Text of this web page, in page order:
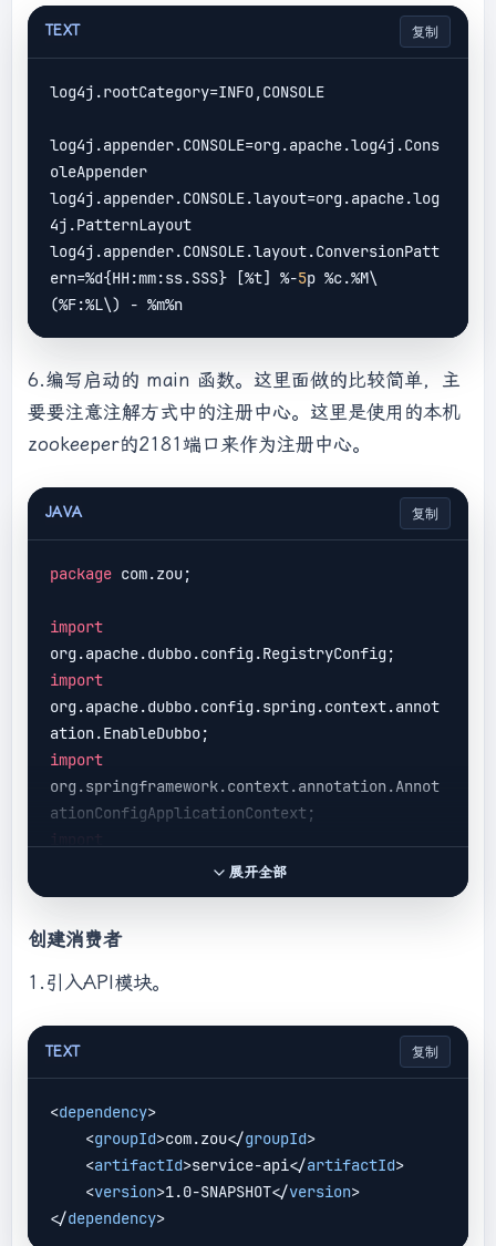
TEXT 复制
log4j.rootCategory=INFO,CONSOLE
log4j.appender.CONSOLE=org.apache.log4j.Cons
oleAppender
log4j.appender.CONSOLE.layout=org.apache.log
4j.PatternLayout
log4j.appender.CONSOLE.layout.ConversionPatt
ern=%d{HH:mm:ss.SSS} [%t] %-5p %c.%M\
6.编写启动的 main 函数。这里面做的比较简单，主
要要注意注解方式中的注册中心。这里是使用的本机
zookeeper的2181端口来作为注册中心。
JAVA 复制
package com.zou;
import
import
org.apache.dubbo.config.spring.context.annot
import
org.springframework.context.annotation.Annot
import
import
rtySource;
/**
* @author: 邹祥发
@date: 2022/1/10 10:58
public class DubboPureMain {
public static
展开全部
创建消费者
1.引入API模块。
TEXT 复制
<dependency>
<groupId>com.zou</groupId>
<artifactId>service-api</artifactId>
<version>1.0-SNAPSHOT</version>
</dependency>